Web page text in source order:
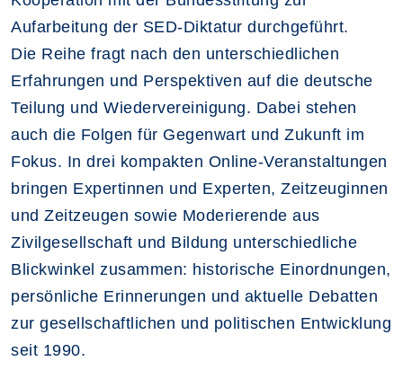
Aufarbeitung der SED-Diktatur durchgeführt.
Die Reihe fragt nach den unterschiedlichen
Erfahrungen und Perspektiven auf die deutsche
Teilung und Wiedervereinigung. Dabei stehen
auch die Folgen für Gegenwart und Zukunft im
Fokus. In drei kompakten Online-Veranstaltungen
bringen Expertinnen und Experten, Zeitzeuginnen
und Zeitzeugen sowie Moderierende aus
Zivilgesellschaft und Bildung unterschiedliche
Blickwinkel zusammen: historische Einordnungen,
persönliche Erinnerungen und aktuelle Debatten
zur gesellschaftlichen und politischen Entwicklung
seit 1990.